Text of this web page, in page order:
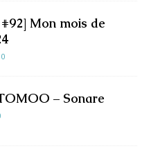
Mon mois de
0
– Sonare